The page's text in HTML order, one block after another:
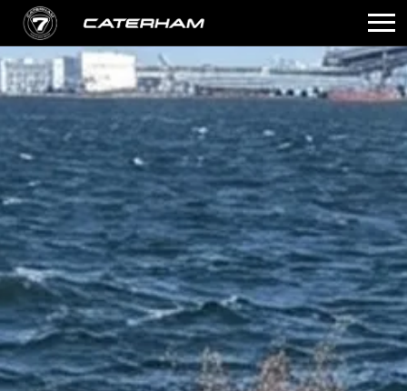
ＨＯＭＥ
在庫車・中古車情報
セールス情報
イベント情報
整備・モディファイ
パーツ販売
店舗紹介